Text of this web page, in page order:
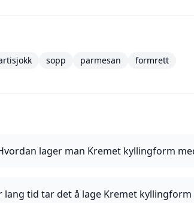
sopp parmesan formrett
lager man Kremet kyllingform
lang tid tar det å lage Kremet